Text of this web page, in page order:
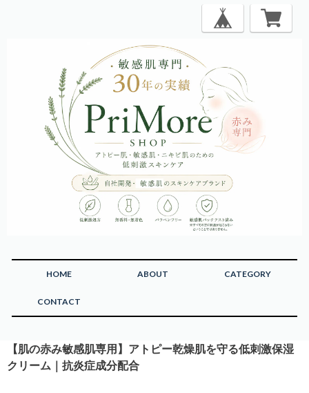
HOME ABOUT CATEGORY
CONTACT
【肌の赤み敏感肌専用】アトピー乾燥肌を守る低刺激保湿
クリーム｜抗炎症成分配合